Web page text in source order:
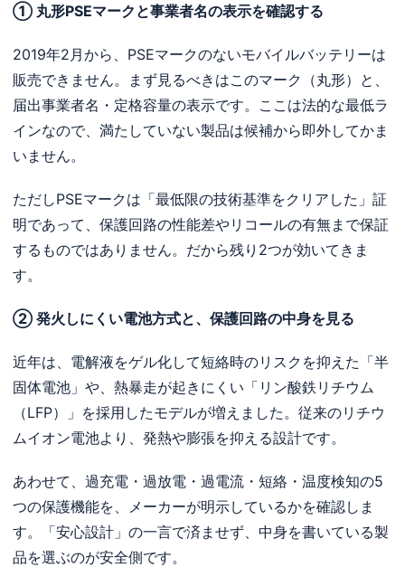
① 丸形PSEマークと事業者名の表示を確認する
2019年2月から、PSEマークのないモバイルバッテリーは
販売できません。まず見るべきはこのマーク（丸形）と、
届出事業者名・定格容量の表示です。ここは法的な最低ラ
インなので、満たしていない製品は候補から即外してかま
いません。
ただしPSEマークは「最低限の技術基準をクリアした」証
明であって、保護回路の性能差やリコールの有無まで保証
するものではありません。だから残り2つが効いてきま
す。
② 発火しにくい電池方式と、保護回路の中身を見る
近年は、電解液をゲル化して短絡時のリスクを抑えた「半
固体電池」や、熱暴走が起きにくい「リン酸鉄リチウム
（LFP）」を採用したモデルが増えました。従来のリチウ
ムイオン電池より、発熱や膨張を抑える設計です。
あわせて、過充電・過放電・過電流・短絡・温度検知の5
つの保護機能を、メーカーが明示しているかを確認しま
す。「安心設計」の一言で済ませず、中身を書いている製
品を選ぶのが安全側です。